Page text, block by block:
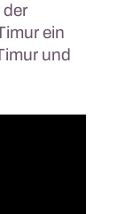
der
ein
und